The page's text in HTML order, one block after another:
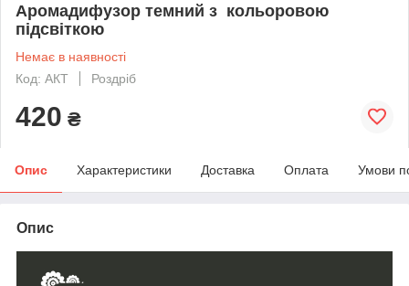
Аромадифузор темний з кольоровою
підсвіткою
Немає в наявності
Код: AКТ
Роздріб
420 ₴
Опис Характеристики Доставка Оплата Умови
Опис